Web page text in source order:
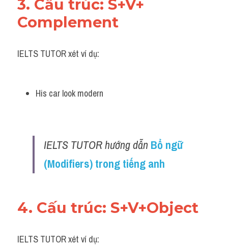
3. Cấu trúc: S+V+
Complement
IELTS TUTOR xét ví dụ:
His car look modern
IELTS TUTOR hướng dẫn Bổ ngữ
(Modifiers) trong tiếng anh
4. Cấu trúc: S+V+Object
IELTS TUTOR xét ví dụ: